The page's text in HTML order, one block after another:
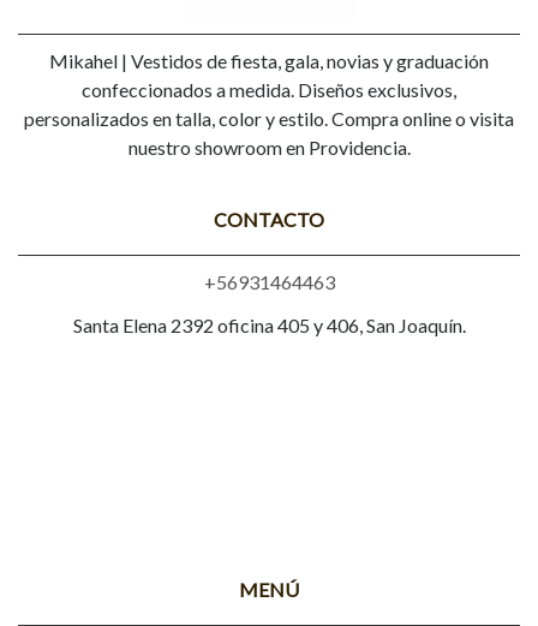
Mikahel | Vestidos de fiesta, gala, novias y graduación
confeccionados a medida. Diseños exclusivos,
personalizados en talla, color y estilo. Compra online o visita
nuestro showroom en Providencia.
CONTACTO
+56931464463
Santa Elena 2392 oficina 405 y 406, San Joaquín.
MENÚ